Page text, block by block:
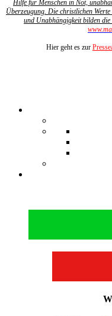
Hilfe für Menschen in Not,
Überzeugung. Die christlichen
und Unabhängigkeit bilden
Hier geht es zur